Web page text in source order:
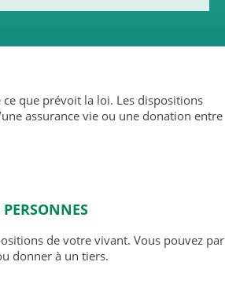
que prévoit la loi. Les dispositions
assurance vie ou une donation entre
de votre vivant. Vous pouvez par
donner à un tiers.